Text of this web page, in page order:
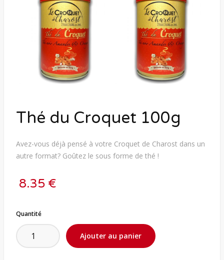
Thé du Croquet 100g
Avez-vous déjà pensé à votre Croquet de Charost dans un
autre format? Goûtez le sous forme de thé !
8.35 €
Quantité